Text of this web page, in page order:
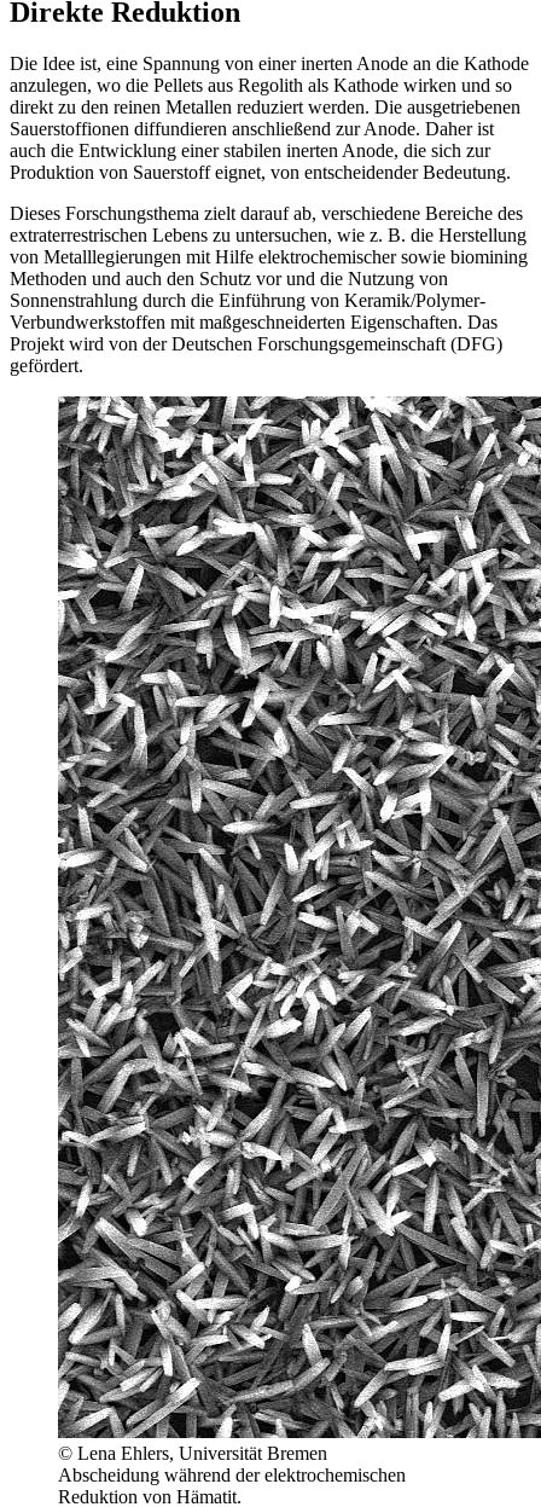
Direkte Reduktion
Die Idee ist, eine Spannung von einer inerten Anode an die Kathode
anzulegen, wo die Pellets aus Regolith als Kathode wirken und so
direkt zu den reinen Metallen reduziert werden. Die ausgetriebenen
Sauerstoffionen diffundieren anschließend zur Anode. Daher ist
auch die Entwicklung einer stabilen inerten Anode, die sich zur
Produktion von Sauerstoff eignet, von entscheidender Bedeutung.
Dieses Forschungsthema zielt darauf ab, verschiedene Bereiche des
extraterrestrischen Lebens zu untersuchen, wie z. B. die Herstellung
von Metalllegierungen mit Hilfe elektrochemischer sowie biomining
Methoden und auch den Schutz vor und die Nutzung von
Sonnenstrahlung durch die Einführung von Keramik/Polymer-
Verbundwerkstoffen mit maßgeschneiderten Eigenschaften. Das
Projekt wird von der Deutschen Forschungsgemeinschaft (DFG)
gefördert.
© Lena Ehlers, Universität Bremen
Abscheidung während der elektrochemischen
Reduktion von Hämatit.